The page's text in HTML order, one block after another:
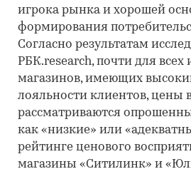
игрока рынка и хорошей
формирования
Согласно результатам
РБК.research, почти для всех
магазинов, имеющих
лояльности клиентов, цены
рассматриваются
как «низкие» или
рейтинге ценового
магазины «Ситилинк» и